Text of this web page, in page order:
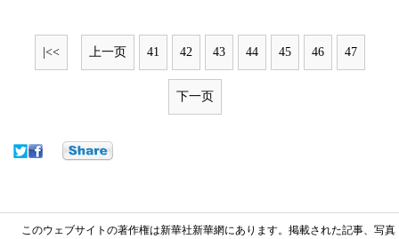
中日対訳
|<< 上一页 41 42 43 44 45 46 47
下一页
このウェブサイトの著作権は新華社新華網にあります。掲載された記事、写真